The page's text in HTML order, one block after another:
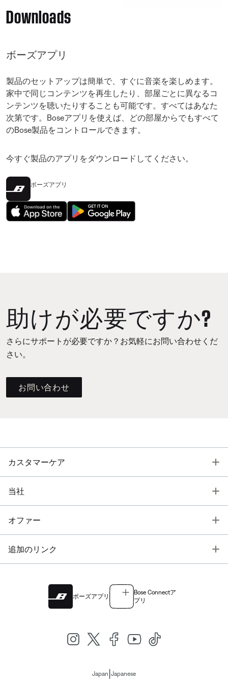
Downloads
ボーズアプリ
製品のセットアップは簡単で、すぐに音楽を楽しめます。
家中で同じコンテンツを再生したり、部屋ごとに異なるコ
ンテンツを聴いたりすることも可能です。すべてはあなた
次第です。Boseアプリを使えば、どの部屋からでもすべて
のBose製品をコントロールできます。
今すぐ製品のアプリをダウンロードしてください。
ボーズアプリ
助けが必要ですか?
さらにサポートが必要ですか？お気軽にお問い合わせくだ
さい。
お問い合わせ
カスタマーケア
当社
オファー
追加のリンク
ボーズアプリ
Bose Connectア
プリ
Japan Japanese